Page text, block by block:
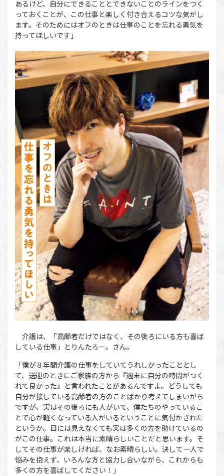
あるけど、自分にできることとできないことのラインをつく
っておくことが、この仕事と楽しく付き合えるコツな気がし
ます。そのためにはオフのときは仕事のことを忘れる勇気を
持ってほしいです」
介護は、「高齢者だけではなく、その後ろにいる方も喜ば
している仕事」とりんたろー。さん。
「僕が８年間介護の仕事をしていてうれしかったこととし
て、送迎のときにご家族の方から『週末に自分の時間がつく
れて良かった』と言われたことがあるんですよ。どうしても
自分が接している高齢者の方のことばかり考えてしまいがち
ですが、実はその後ろにも人がいて、僕たちのやっているこ
とで心が軽くなっている人がいるということに気付かされた
というか。目には見えなくても実は多くの方を助けているの
がこの仕事。これは本当に素晴らしいことだと思います。そ
してその仕事が楽しければ、なお素晴らしい。決して一人で
悩みを抱えず、いろんな方と協力し合いながら、これからも
多くの方を喜ばしてください！」